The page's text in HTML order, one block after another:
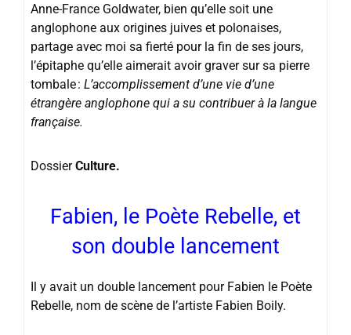
Anne-France Goldwater, bien qu’elle soit une
anglophone aux origines juives et polonaises,
partage avec moi sa fierté pour la fin de ses jours,
l’épitaphe qu’elle aimerait avoir graver sur sa pierre
tombale : L’accomplissement d’une vie d’une
étrangère anglophone qui a su contribuer à la langue
française.
DossierCulture.
Fabien, le Poète Rebelle, et
son double lancement
Il y avait un double lancement pour Fabien le Poète
Rebelle, nom de scène de l’artiste Fabien Boily.